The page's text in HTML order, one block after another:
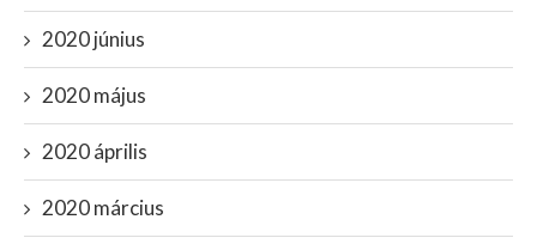
2020 június
2020 május
2020 április
2020 március